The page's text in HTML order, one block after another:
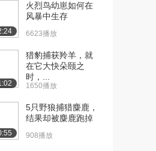
火烈鸟幼崽如何在
风暴中生存
6623播放
猎豹捕获羚羊，就
在它大快朵颐之
时，...
1650播放
5只野狼捕猎麋鹿，
结果却被麋鹿跑掉
908播放